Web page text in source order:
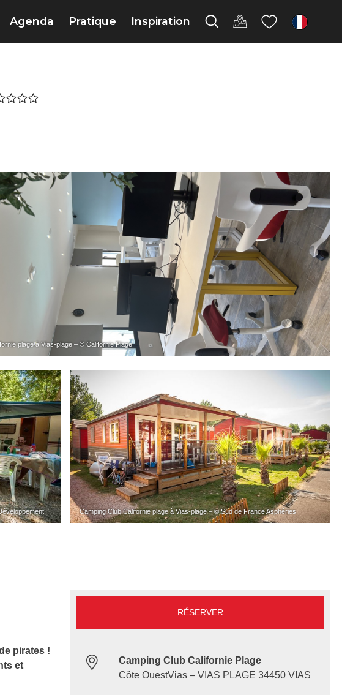
Agenda Pratique Inspiration fr
plage à Vias-plage – © Californie Plage
Camping Club Californie plage à Vias-plage – © Sud de France Asphéries
pirates !
et
RÉSERVER
Camping Club Californie Plage
Côte OuestVias – VIAS PLAGE 34450 VIAS